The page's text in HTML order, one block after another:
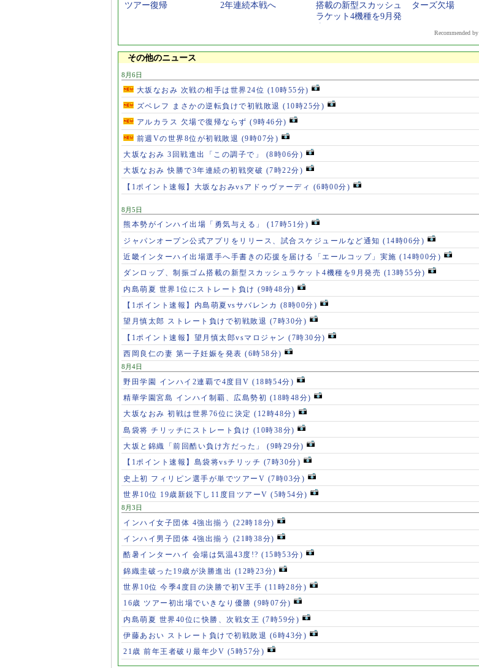
ツアー復帰
2年連続本戦へ
搭載の新型スカッシュ
ラケット4機種を9月発
ターズ欠場
Recommended by
その他のニュース
8月6日
大坂なおみ 次戦の相手は世界24位 (10時55分)
ズベレフ まさかの逆転負けで初戦敗退 (10時25分)
アルカラス 欠場で復帰ならず (9時46分)
前週Vの世界8位が初戦敗退 (9時07分)
大坂なおみ 3回戦進出「この調子で」 (8時06分)
大坂なおみ 快勝で3年連続の初戦突破 (7時22分)
【1ポイント速報】大坂なおみvsアドゥヴァーディ (6時00分)
8月5日
熊本勢がインハイ出場「勇気与える」 (17時51分)
ジャパンオープン公式アプリをリリース、試合スケジュールなど通知 (14時06分)
近畿インターハイ出場選手へ手書きの応援を届ける「エールコップ」実施 (14時00分)
ダンロップ、制振ゴム搭載の新型スカッシュラケット4機種を9月発売 (13時55分)
内島萌夏 世界1位にストレート負け (9時48分)
【1ポイント速報】内島萌夏vsサバレンカ (8時00分)
望月慎太郎 ストレート負けで初戦敗退 (7時30分)
【1ポイント速報】望月慎太郎vsマロジャン (7時30分)
西岡良仁の妻 第一子妊娠を発表 (6時58分)
8月4日
野田学園 インハイ2連覇で4度目V (18時54分)
精華学園宮島 インハイ制覇、広島勢初 (18時48分)
大坂なおみ 初戦は世界76位に決定 (12時48分)
島袋将 チリッチにストレート負け (10時38分)
大坂と錦織「前回酷い負け方だった」 (9時29分)
【1ポイント速報】島袋将vsチリッチ (7時30分)
史上初 フィリピン選手が単でツアーV (7時03分)
世界10位 19歳新鋭下し11度目ツアーV (5時54分)
8月3日
インハイ女子団体 4強出揃う (22時18分)
インハイ男子団体 4強出揃う (21時38分)
酷暑インターハイ 会場は気温43度!? (15時53分)
錦織圭破った19歳が決勝進出 (12時23分)
世界10位 今季4度目の決勝で初V王手 (11時28分)
16歳 ツアー初出場でいきなり優勝 (9時07分)
内島萌夏 世界40位に快勝、次戦女王 (7時59分)
伊藤あおい ストレート負けで初戦敗退 (6時43分)
21歳 前年王者破り最年少V (5時57分)